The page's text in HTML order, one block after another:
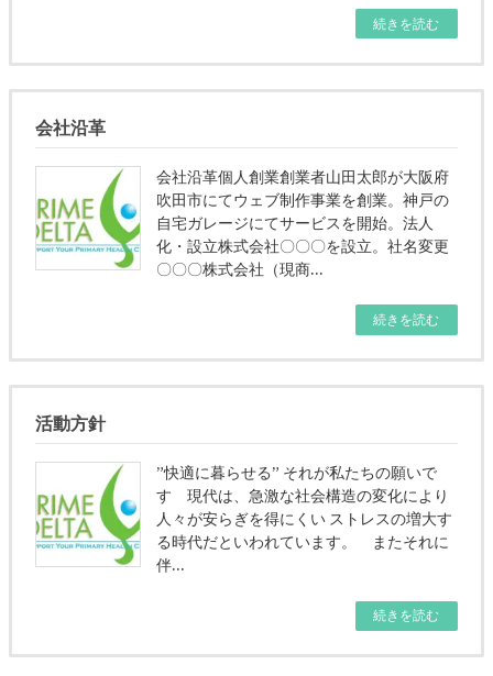
続きを読む
会社沿革
会社沿革個人創業創業者山田太郎が大阪府
吹田市にてウェブ制作事業を創業。神戸の
自宅ガレージにてサービスを開始。法人
化・設立株式会社〇〇〇を設立。社名変更
〇〇〇株式会社（現商…
続きを読む
活動方針
”快適に暮らせる” それが私たちの願いで
す 現代は、急激な社会構造の変化により
人々が安らぎを得にくい ストレスの増大す
る時代だといわれています。 またそれに
伴…
続きを読む